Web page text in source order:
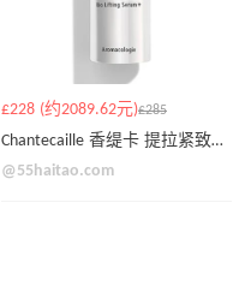
£228 (约2089.62元)£285
Chantecaille 香缇卡 提拉紧致精华
@55haitao.com